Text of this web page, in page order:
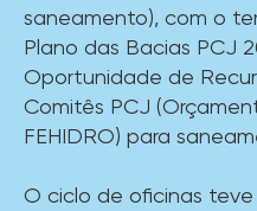
saneamento), com o
Plano das Bacias PCJ
Oportunidade de
Comitês PCJ
FEHIDRO) para
O ciclo de oficinas